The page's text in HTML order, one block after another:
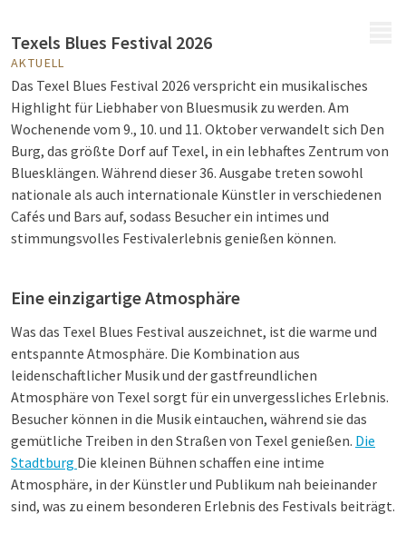
Texels Blues Festival 2026
AKTUELL
Das Texel Blues Festival 2026 verspricht ein musikalisches
Highlight für Liebhaber von Bluesmusik zu werden. Am
Wochenende vom 9., 10. und 11. Oktober verwandelt sich Den
Burg, das größte Dorf auf Texel, in ein lebhaftes Zentrum von
Bluesklängen. Während dieser 36. Ausgabe treten sowohl
nationale als auch internationale Künstler in verschiedenen
Cafés und Bars auf, sodass Besucher ein intimes und
stimmungsvolles Festivalerlebnis genießen können.
Eine einzigartige Atmosphäre
Was das Texel Blues Festival auszeichnet, ist die warme und
entspannte Atmosphäre. Die Kombination aus
leidenschaftlicher Musik und der gastfreundlichen
Atmosphäre von Texel sorgt für ein unvergessliches Erlebnis.
Besucher können in die Musik eintauchen, während sie das
gemütliche Treiben in den Straßen von Texel genießen. Die
Stadtburg Die kleinen Bühnen schaffen eine intime
Atmosphäre, in der Künstler und Publikum nah beieinander
sind, was zu einem besonderen Erlebnis des Festivals beiträgt.